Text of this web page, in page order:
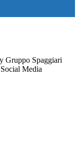
Gruppo Spaggiari
Media